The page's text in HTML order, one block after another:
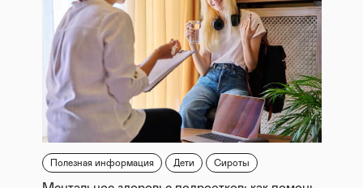
Полезная информация Дети Сироты